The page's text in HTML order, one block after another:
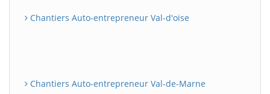
Chantiers Auto-entrepreneur Val-d'oise
Chantiers Auto-entrepreneur Val-de-Marne